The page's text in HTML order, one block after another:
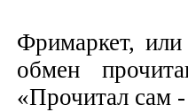
Фримаркет,
обмен
«Прочитал сам